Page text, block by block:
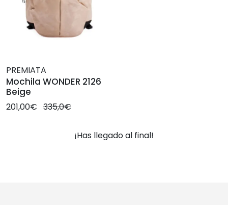
PREMIATA
Mochila WONDER 2126
Beige
201,00€ 335,0€
¡Has llegado al final!